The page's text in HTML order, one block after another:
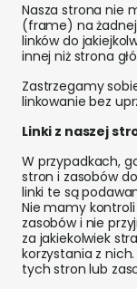
Nasza strona nie
(frame) na
linków do
innej niż strona
Zastrzegamy
linkowanie bez
Linki z naszej
W przypadkach,
stron i zasobów
linki te są
Nie mamy
zasobów i nie
za jakiekolwiek
korzystania z
tych stron lub